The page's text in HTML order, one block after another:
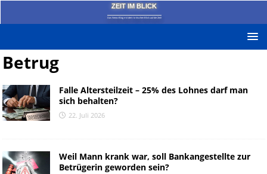
ZEIT IM BLICK
Das News-Blog mit dem kritischen Blick auf die Zeit!
Betrug
Falle Altersteilzeit – 25% des Lohnes darf man
sich behalten?
22. Juli 2026
Weil Mann krank war, soll Bankangestellte zur
Betrügerin geworden sein?